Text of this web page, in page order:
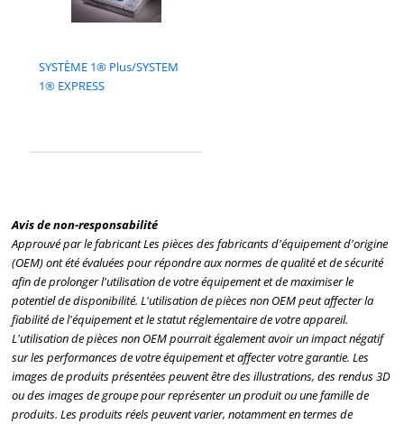
SYSTÈME 1® Plus/SYSTEM
1® EXPRESS
Avis de non-responsabilité
Approuvé par le fabricant Les pièces des fabricants d'équipement d'origine
(OEM) ont été évaluées pour répondre aux normes de qualité et de sécurité
afin de prolonger l'utilisation de votre équipement et de maximiser le
potentiel de disponibilité. L'utilisation de pièces non OEM peut affecter la
fiabilité de l'équipement et le statut réglementaire de votre appareil.
L'utilisation de pièces non OEM pourrait également avoir un impact négatif
sur les performances de votre équipement et affecter votre garantie. Les
images de produits présentées peuvent être des illustrations, des rendus 3D
ou des images de groupe pour représenter un produit ou une famille de
produits. Les produits réels peuvent varier, notamment en termes de